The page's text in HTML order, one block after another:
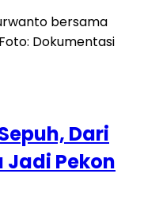
Dari
Jadi Pekon